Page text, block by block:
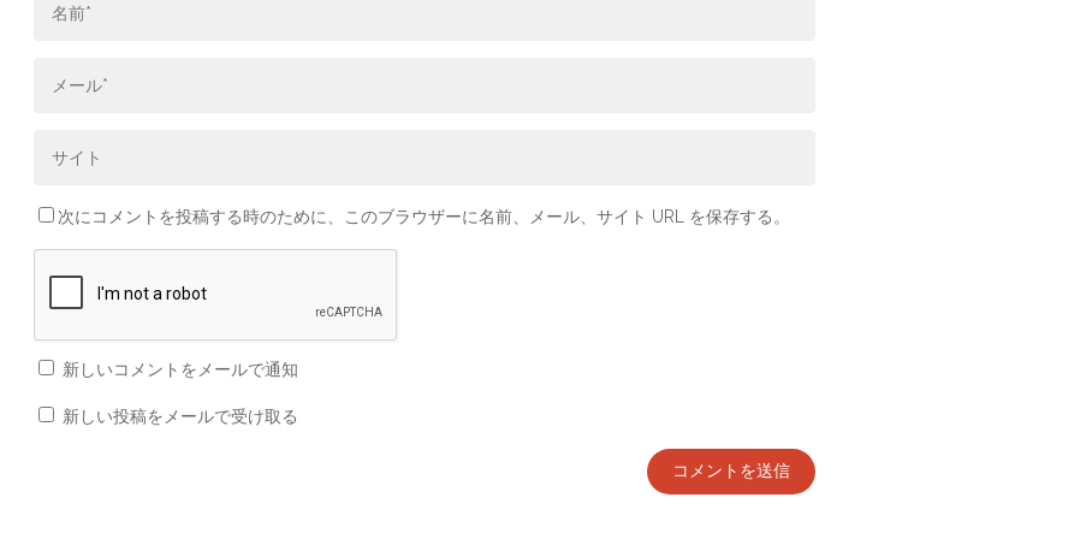
次にコメントを投稿する時のために、このブラウザーに名前、メール、サイト URL を保存する。
新しいコメントをメールで通知
新しい投稿をメールで受け取る